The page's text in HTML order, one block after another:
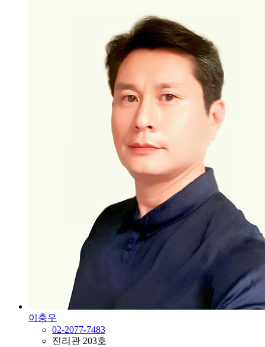
이충우
02-2077-7483
진리관 203호